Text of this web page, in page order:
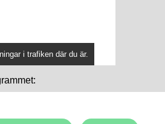
i trafiken där du är.